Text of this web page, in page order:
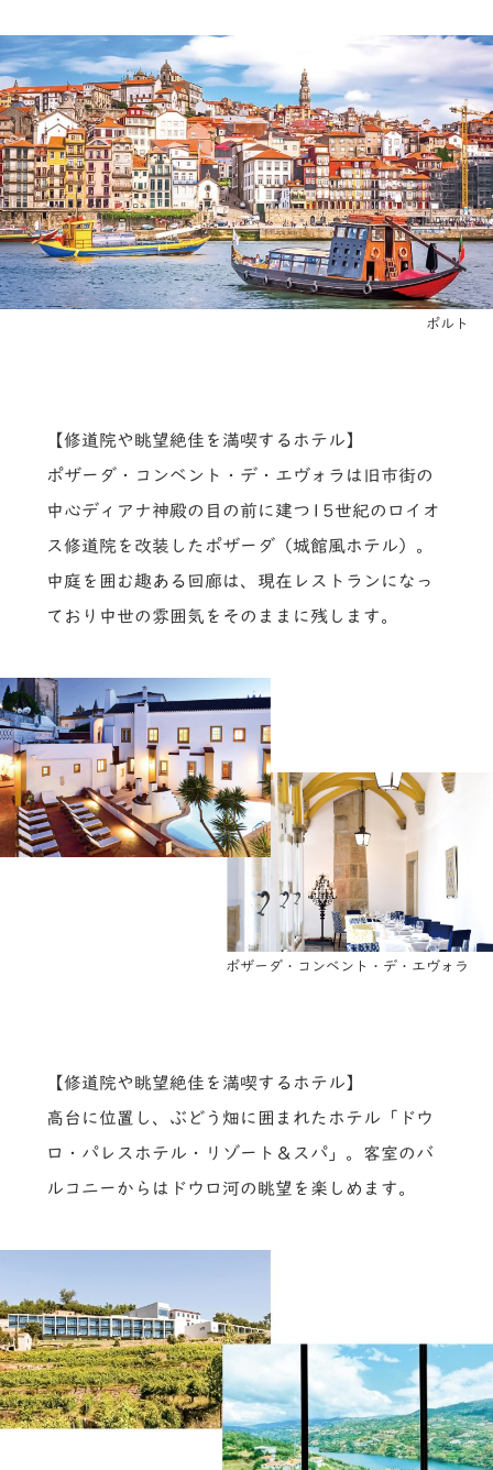
ポルト
【修道院や眺望絶佳を満喫するホテル】
ポザーダ・コンベント・デ・エヴォラは旧市街の
中心ディアナ神殿の目の前に建つ15世紀のロイオ
ス修道院を改装したポザーダ（城館風ホテル）。
中庭を囲む趣ある回廊は、現在レストランになっ
ており中世の雰囲気をそのままに残します。
ポザーダ・コンベント・デ・エヴォラ
【修道院や眺望絶佳を満喫するホテル】
高台に位置し、ぶどう畑に囲まれたホテル「ドウ
ロ・パレスホテル・リゾート＆スパ」。客室のバ
ルコニーからはドウロ河の眺望を楽しめます。